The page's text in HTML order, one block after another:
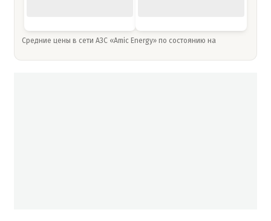
Средние цены в сети АЗС «Amic Energy» по состоянию на